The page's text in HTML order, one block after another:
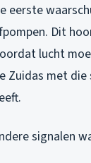
eerste
Dit
lucht
Zuidas met
signalen